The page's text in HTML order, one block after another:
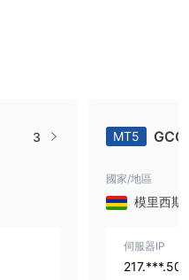
3 MT5
國家/地區
模里西斯
伺服器IP
217.***.50